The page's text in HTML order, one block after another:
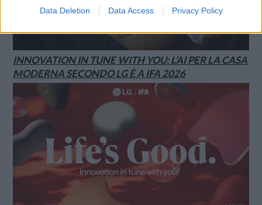
Data Deletion Data Access Privacy Policy
INNOVATION IN TUNE WITH YOU: L’AI PER LA CASA
MODERNA SECONDO LG È A IFA 2026